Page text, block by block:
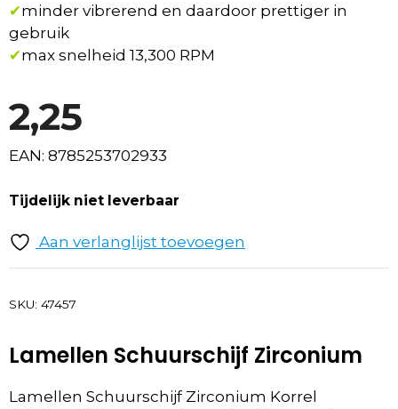
✔minder vibrerend en daardoor prettiger in
gebruik
✔max snelheid 13,300 RPM
2,25
EAN: 8785253702933
Tijdelijk niet leverbaar
Aan verlanglijst toevoegen
SKU: 47457
Lamellen Schuurschijf Zirconium
Lamellen Schuurschijf Zirconium Korrel